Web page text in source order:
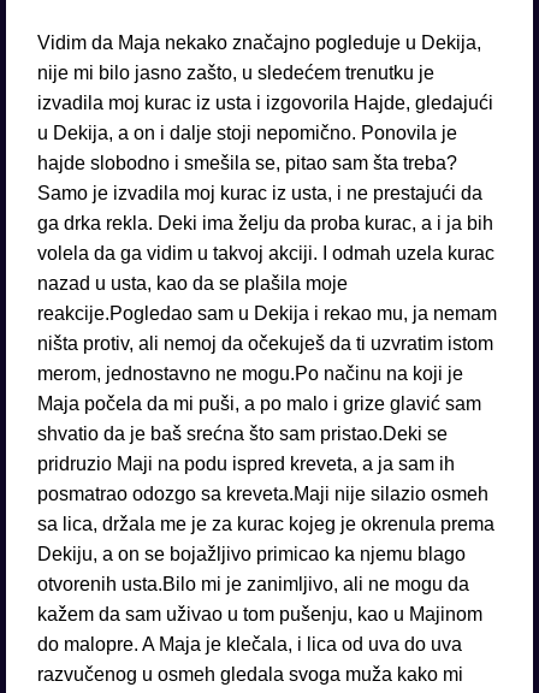
Vidim da Maja nekako značajno pogleduje u Dekija,
nije mi bilo jasno zašto, u sledećem trenutku je
izvadila moj kurac iz usta i izgovorila Hajde, gledajući
u Dekija, a on i dalje stoji nepomično. Ponovila je
hajde slobodno i smešila se, pitao sam šta treba?
Samo je izvadila moj kurac iz usta, i ne prestajući da
ga drka rekla. Deki ima želju da proba kurac, a i ja bih
volela da ga vidim u takvoj akciji. I odmah uzela kurac
nazad u usta, kao da se plašila moje
reakcije.Pogledao sam u Dekija i rekao mu, ja nemam
ništa protiv, ali nemoj da očekuješ da ti uzvratim istom
merom, jednostavno ne mogu.Po načinu na koji je
Maja počela da mi puši, a po malo i grize glavić sam
shvatio da je baš srećna što sam pristao.Deki se
pridruzio Maji na podu ispred kreveta, a ja sam ih
posmatrao odozgo sa kreveta.Maji nije silazio osmeh
sa lica, držala me je za kurac kojeg je okrenula prema
Dekiju, a on se bojažljivo primicao ka njemu blago
otvorenih usta.Bilo mi je zanimljivo, ali ne mogu da
kažem da sam uživao u tom pušenju, kao u Majinom
do malopre. A Maja je klečala, i lica od uva do uva
razvučenog u osmeh gledala svoga muža kako mi